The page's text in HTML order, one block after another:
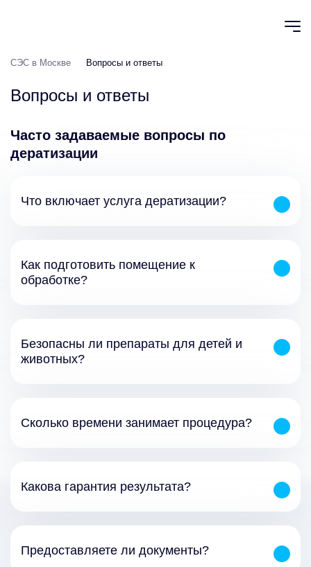
СЭС в Москве Вопросы и ответы
Вопросы и ответы
Часто задаваемые вопросы по
дератизации
Что включает услуга дератизации?
Как подготовить помещение к
обработке?
Безопасны ли препараты для детей и
животных?
Сколько времени занимает процедура?
Какова гарантия результата?
Предоставляете ли документы?